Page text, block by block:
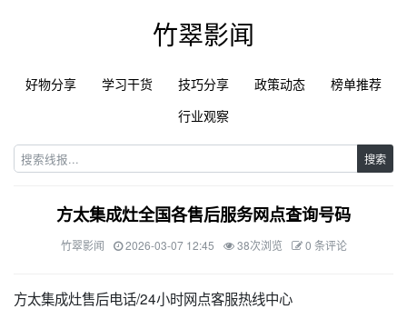
竹翠影闻
好物分享 学习干货 技巧分享 政策动态
榜单推荐
行业观察
搜索
方太集成灶全国各售后服务网点查询号码
竹翠影闻 2026-03-07 12:45 38次浏览 0 条评论
方太集成灶售后电话/24小时网点客服热线中心